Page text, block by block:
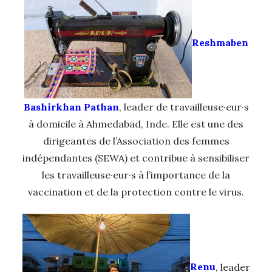
Reshmaben
Bashirkhan Pathan, leader de travailleuse·eur·s
à domicile à Ahmedabad, Inde. Elle est une des
dirigeantes de l’Association des femmes
indépendantes (SEWA) et contribue à sensibiliser
les travailleuse·eur·s à l’importance de la
vaccination et de la protection contre le virus.
Renu, leader